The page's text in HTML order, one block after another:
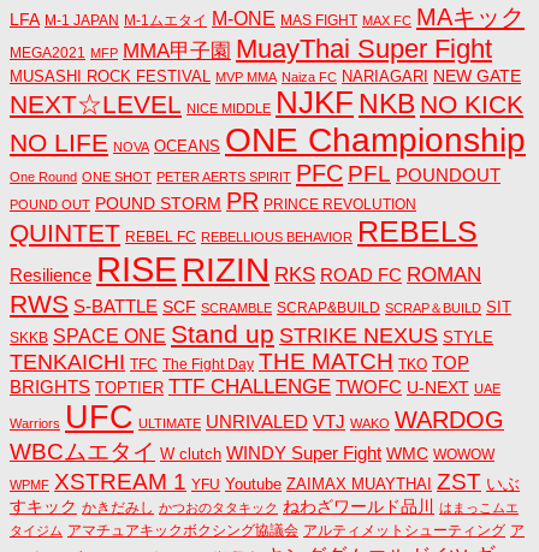
LFA M-1 JAPAN M-1ムエタイ M-ONE MAS FIGHT MAX FC MAキック
MEGA2021 MFP MMA甲子園 MuayThai Super Fight
MUSASHI ROCK FESTIVAL MVP MMA Naiza FC NARIAGARI NEW GATE
NEXT☆LEVEL NICE MIDDLE NJKF NKB NO KICK
NO LIFE NOVA OCEANS ONE Championship
One Round ONE SHOT PETER AERTS SPIRIT PFC PFL POUNDOUT
POUND OUT POUND STORM PR PRINCE REVOLUTION
QUINTET REBEL FC REBELLIOUS BEHAVIOR REBELS
Resilience RISE RIZIN RKS ROAD FC ROMAN
RWS S-BATTLE SCF SCRAMBLE SCRAP&BUILD SCRAP＆BUILD SIT
SKKB SPACE ONE Stand up STRIKE NEXUS STYLE
TENKAICHI TFC The Fight Day THE MATCH TKO TOP
BRIGHTS TOPTIER TTF CHALLENGE TWOFC U-NEXT UAE
Warriors UFC ULTIMATE UNRIVALED VTJ WAKO WARDOG
WBCムエタイ W clutch WINDY Super Fight WMC WOWOW
WPMF XSTREAM 1 YFU Youtube ZAIMAX MUAYTHAI ZST いぶ
すキック かきだみし かつおのタタキック ねわざワールド品川
はまっこムエ
タイジム アマチュアキックボクシング協議会 アルティメットシューティング ア